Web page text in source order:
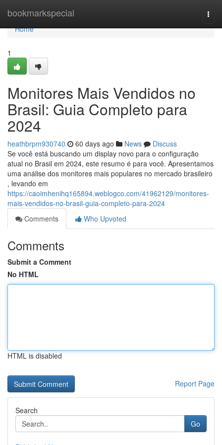
bookmarkspecial
Home
Home
1
Monitores Mais Vendidos no
Brasil: Guia Completo para
2024
heathbrpm930740 60 days ago News
Discuss
Se você está buscando um display novo para o configuração
atual no Brasil em 2024, este resumo é para você. Apresentamos
uma análise dos monitores mais populares no mercado brasileiro
, levando em
https://caoimhenihq165894.weblogco.com/41962129/monitores-
mais-vendidos-no-brasil-guia-completo-para-2024
Comments
Who Upvoted
Comments
Submit a Comment
No HTML
HTML is disabled
Report Page
Search
Go